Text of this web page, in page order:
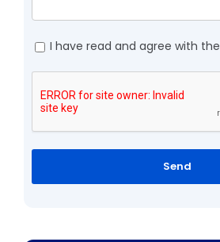
I have read and agree with the
Send